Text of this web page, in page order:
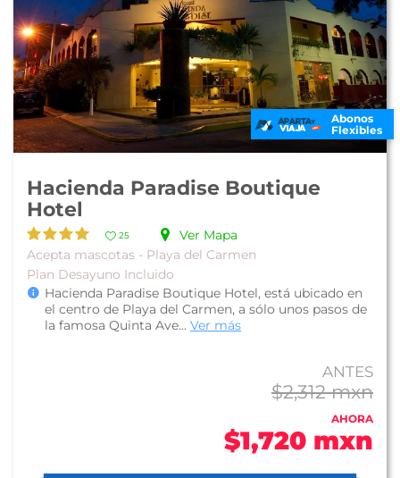
Abonos
Flexibles
Hacienda Paradise Boutique
Hotel
25
Ver Mapa
Acepta mascotas - Playa del Carmen
Plan Desayuno Incluido
Hacienda Paradise Boutique Hotel, está ubicado en
el centro de Playa del Carmen, a sólo unos pasos de
la famosa Quinta Ave... Ver más
ANTES
$2,312 mxn
AHORA
$1,720 mxn